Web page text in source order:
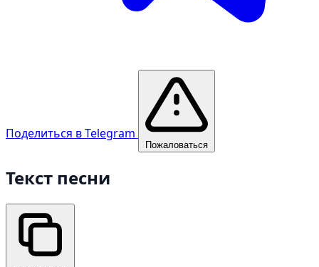
Поделиться в Telegram
Пожаловаться
Текст песни